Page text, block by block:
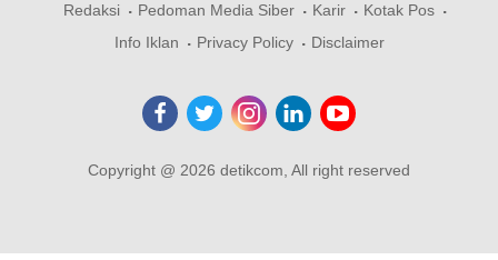
Redaksi Pedoman Media Siber Karir
Kotak Pos
Info Iklan
Privacy Policy Disclaimer
Copyright @ 2026 detikcom, All right reserved